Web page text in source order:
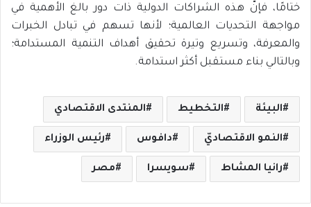
ختامًا، فإنَّ هذه الشراكات الدولية ذات دور بالغ الأهمية في
مواجهة التحديات العالمية؛ لأنها تسهم في تبادل الخبرات
والمعرفة، وتسريع وتيرة تحقيق أهداف التنمية المستدامة؛
وبالتالي بناء مستقبل أكثر استدامة.
البيئة التخطيط المنتدى الاقتصادي
النمو الاقتصاديّ دافوس رئيس الوزراء
رانيا المشاط سويسرا مصر